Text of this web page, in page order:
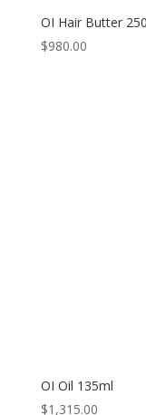
OI Hair Butter
$980.00
OI Oil 135ml
$1,315.00